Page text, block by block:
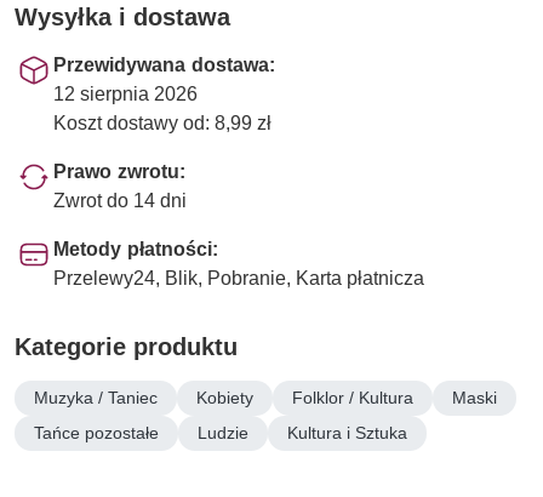
Wysyłka i dostawa
Przewidywana dostawa:
12 sierpnia 2026
Koszt dostawy od: 8,99 zł
Prawo zwrotu:
Zwrot do 14 dni
Metody płatności:
Przelewy24, Blik, Pobranie, Karta płatnicza
Kategorie produktu
Muzyka / Taniec Kobiety Folklor / Kultura
Maski
Tańce pozostałe
Ludzie Kultura i Sztuka